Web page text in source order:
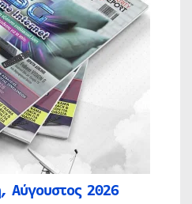
Αύγουστος 2026